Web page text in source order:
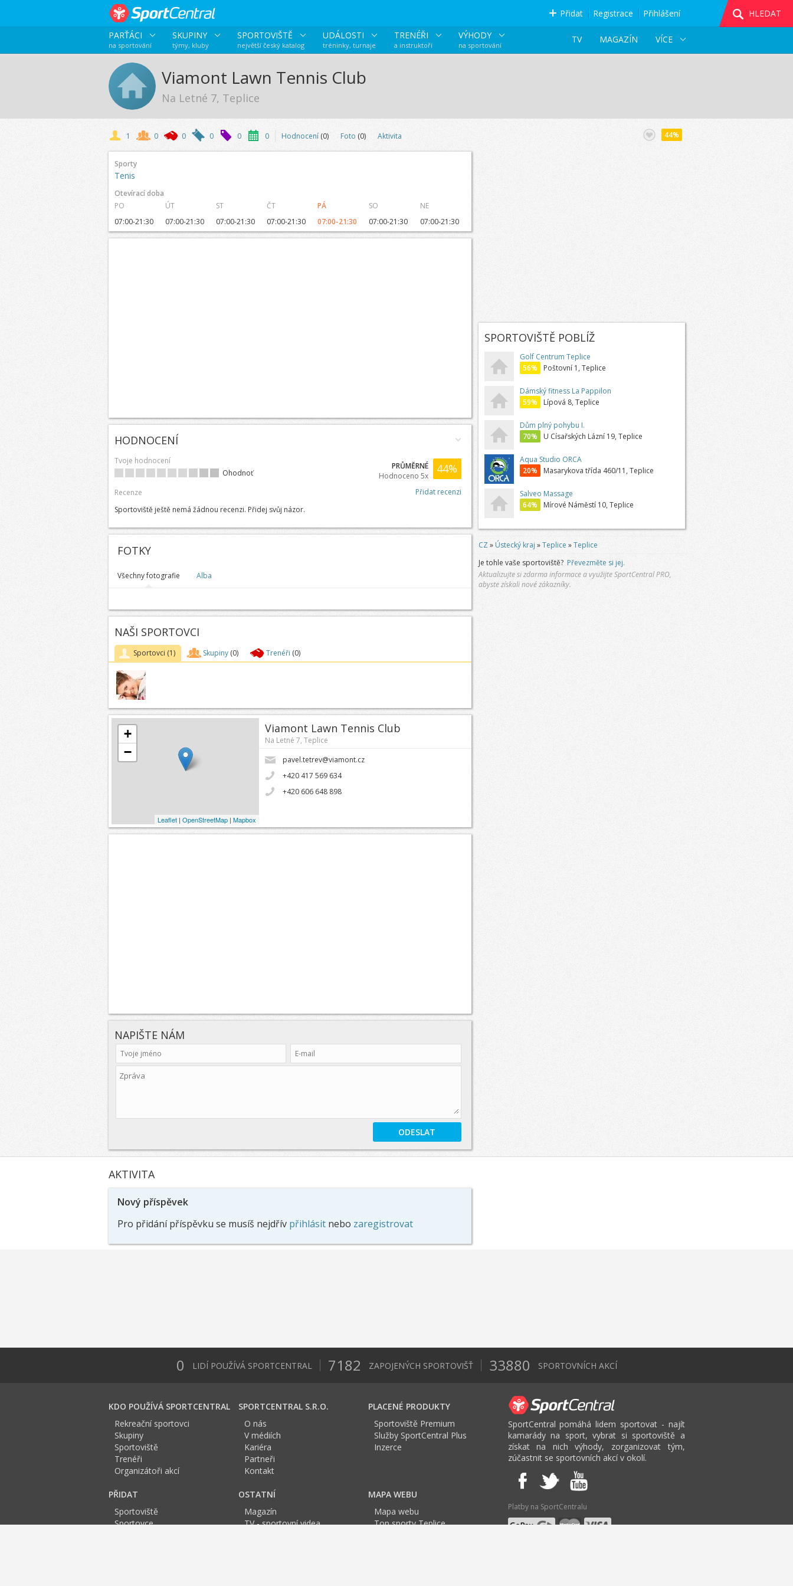
Přidat Registrace Přihlášení
HLEDAT
PARŤÁCI
na sportování
SKUPINY
týmy, kluby
SPORTOVIŠTĚ
největší český katalog
UDÁLOSTI
tréninky, turnaje
TRENÉŘI
a instruktoři
VÝHODY
na sportování
VÍCE
MAGAZÍN
TV
Viamont Lawn Tennis Club
Na Letné 7, Teplice
1 0 0 0 0 0 Hodnocení(0) Foto (0) Aktivita 44%
Sporty
Tenis
Otevírací doba
PO
ÚT ST ČT PÁ SO
NE
07:00-21:30
07:00-21:30 07:00-21:30 07:00-21:30 07:00-21:30 07:00-21:30 07:00-21:30
HODNOCENÍ
Tvoje hodnocení
Ohodnoť
44%
PRŮMĚRNÉ
Hodnoceno 5x
Recenze
Přidat recenzi
Sportoviště ještě nemá žádnou recenzi. Přidej svůj názor.
FOTKY
Všechny fotografie Alba
NAŠI SPORTOVCI
Sportovci (1) Skupiny (0) Trenéři (0)
+
−
Leaflet| OpenStreetMap| Mapbox
Viamont Lawn Tennis Club
Na Letné 7, Teplice
pavel.tetrev@viamont.cz
+420 417 569 634
+420 606 648 898
NAPIŠTE NÁM
SPORTOVIŠTĚ POBLÍŽ
Golf Centrum Teplice
56%
Poštovní 1, Teplice
Dámský fitness La Pappilon
59%
Lípová 8, Teplice
Dům plný pohybu I.
70%
U Císařských Lázní 19, Teplice
Aqua Studio ORCA
20%
Masarykova třída 460/11, Teplice
Salveo Massage
64%
Mírové Náměstí 10, Teplice
CZ»Ústecký kraj »Teplice »Teplice
Je tohle vaše sportoviště? Převezměte si jej.
Aktualizujte si zdarma informace a využijte SportCentral PRO,
abyste získali nové zákazníky.
AKTIVITA
Nový příspěvek
Pro přidání příspěvku se musíš nejdřív přihlásitnebo zaregistrovat
0 LIDÍ POUŽÍVÁ SPORTCENTRAL 7182 ZAPOJENÝCH SPORTOVIŠŤ 33880 SPORTOVNÍCH AKCÍ
KDO POUŽÍVÁ SPORTCENTRAL
Rekreační sportovci
Skupiny
Sportoviště
Trenéři
Organizátoři akcí
SPORTCENTRAL S.R.O.
O nás
V médiích
Kariéra
Partneři
Kontakt
PLACENÉ PRODUKTY
Sportoviště Premium
Služby SportCentral Plus
Inzerce
PŘIDAT
Sportoviště
Sportovce
OSTATNÍ
Magazín
TV - sportovní videa
MAPA WEBU
Mapa webu
Top sporty Teplice
SportCentral pomáhá lidem sportovat - najít
kamarády na sport, vybrat si sportoviště a
získat na nich výhody, zorganizovat tým,
zúčastnit se sportovních akcí v okolí.
Platby na SportCentralu